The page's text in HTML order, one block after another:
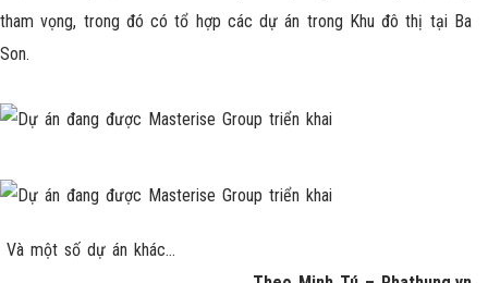
tham vọng, trong đó có tổ hợp các dự án trong Khu đô thị tại Ba
Son.
Và một số dự án khác…